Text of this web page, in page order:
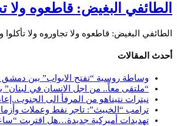
الطائفي البغيض: قاطعوه ولا
الطائفي البغيض: قاطعوه ولا تجاوروه ولا
أحدث المقالات
وساطة روسية “تفتح الابواب” بين
“ملتقى معاً.. من اجل الانسان في لبنان”
نيترات نتيناهو من المرفأ الى
ترامب “الخبيث”: تاجر نفط وعملات
تهديدات أميركية جديدة…هل اقتربت